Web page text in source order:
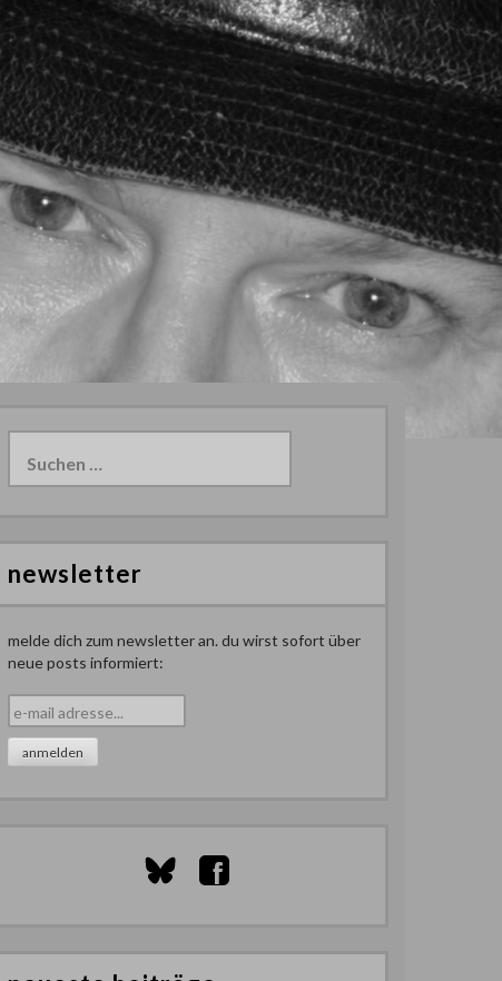
newsletter
melde dich zum newsletter an. du wirst sofort über
neue posts informiert: